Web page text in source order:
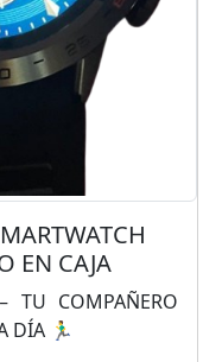
EN CAJA
TU COMPAÑERO
DÍA 🏃‍♂️